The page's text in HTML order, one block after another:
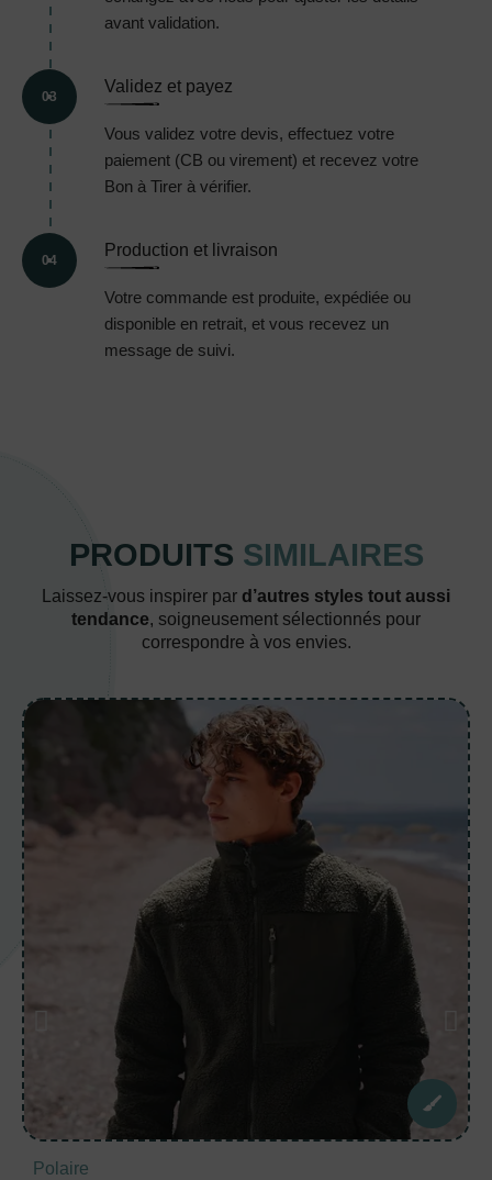
avant validation.
03
Validez et payez
Vous validez votre devis, effectuez votre
paiement (CB ou virement) et recevez votre
Bon à Tirer à vérifier.
04
Production et livraison
Votre commande est produite, expédiée ou
disponible en retrait, et vous recevez un
message de suivi.
PRODUITS SIMILAIRES
Laissez-vous inspirer par d’autres styles tout aussi
tendance, soigneusement sélectionnés pour
correspondre à vos envies.
Polaire